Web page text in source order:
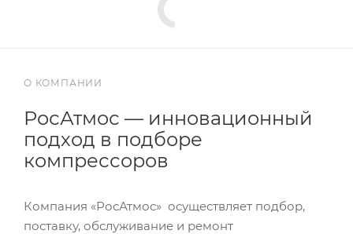
О КОМПАНИИ
РосАтмос — инновационный
подход в подборе
компрессоров
Компания «РосАтмос» осуществляет подбор,
поставку, обслуживание и ремонт